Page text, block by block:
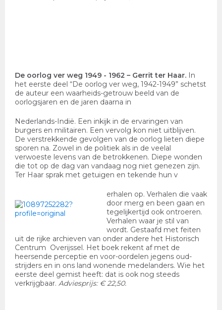
De oorlog ver weg 1949 - 1962 – Gerrit ter Haar. In
het eerste deel “De oorlog ver weg, 1942-1949” schetst
de auteur een waarheids-getrouw beeld van de
oorlogsjaren en de jaren daarna in
Nederlands-Indië. Een inkijk in de ervaringen van
burgers en militairen. Een vervolg kon niet uitblijven.
De verstrekkende gevolgen van de oorlog lieten diepe
sporen na. Zowel in de politiek als in de veelal
verwoeste levens van de betrokkenen. Diepe wonden
die tot op de dag van vandaag nog niet genezen zijn.
Ter Haar sprak met getuigen en tekende hun v
erhalen op. Verhalen die vaak
door merg en been gaan en
tegelijkertijd ook ontroeren.
Verhalen waar je stil van
wordt. Gestaafd met feiten
uit de rijke archieven van onder andere het Historisch
Centrum Overijssel. Het boek rekent af met de
heersende perceptie en voor-oordelen jegens oud-
strijders en in ons land wonende medelanders. Wie het
eerste deel gemist heeft: dat is ook nog steeds
verkrijgbaar. Adviesprijs: € 22,50.